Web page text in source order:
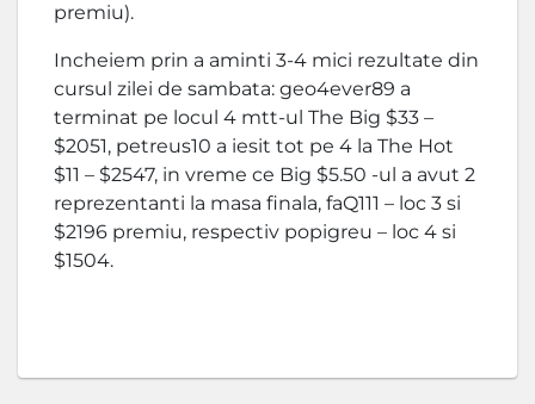
premiu).
Incheiem prin a aminti 3-4 mici rezultate din
cursul zilei de sambata: geo4ever89 a
terminat pe locul 4 mtt-ul The Big $33 –
$2051, petreus10 a iesit tot pe 4 la The Hot
$11 – $2547, in vreme ce Big $5.50 -ul a avut 2
reprezentanti la masa finala, faQ111 – loc 3 si
$2196 premiu, respectiv popigreu – loc 4 si
$1504.